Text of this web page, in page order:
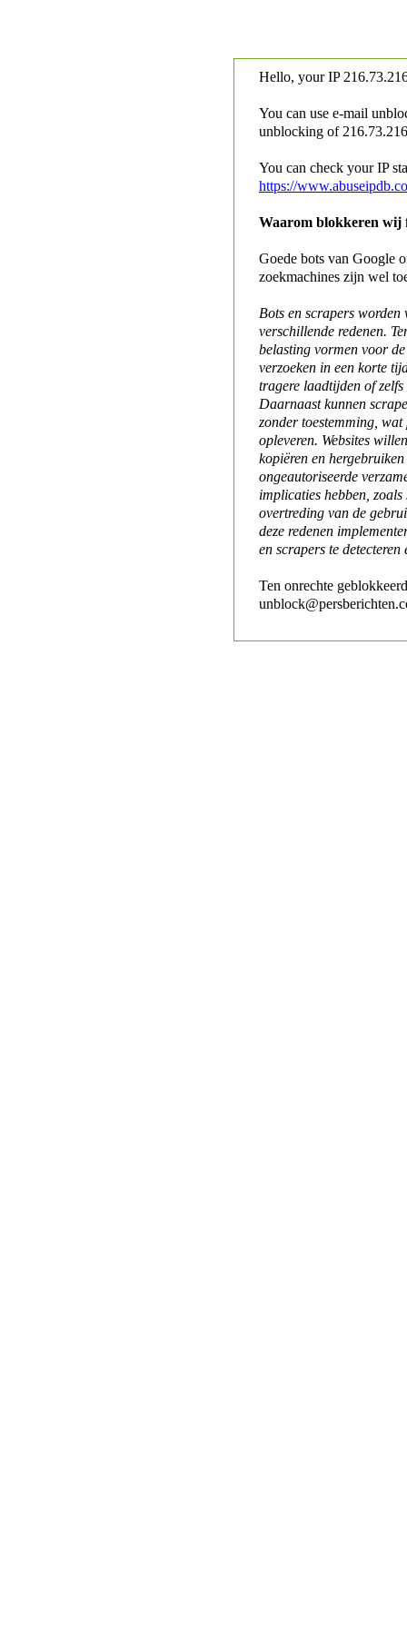
Hello, your IP
You can use e-mail
unblocking of
You can check your IP
https://
Waarom blokkeren wij
Goede bots van Google
zoekmachines zijn wel
Bots en scrapers worden
verschillende redenen.
belasting vormen voor
verzoeken in een korte
tragere laadtijden of
Daarnaast kunnen
zonder toestemming,
opleveren. Websites
kopiëren en
ongeautoriseerde
implicaties hebben,
overtreding van de
deze redenen
en scrapers te detecteren
Ten onrechte